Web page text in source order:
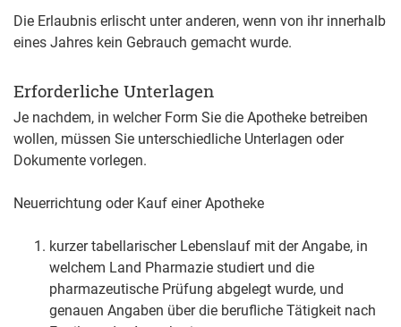
Die Erlaubnis erlischt unter anderen, wenn von ihr innerhalb
eines Jahres kein Gebrauch gemacht wurde.
Erforderliche Unterlagen
Je nachdem, in welcher Form Sie die Apotheke betreiben
wollen, müssen Sie unterschiedliche Unterlagen oder
Dokumente vorlegen.
Neuerrichtung oder Kauf einer Apotheke
kurzer tabellarischer Lebenslauf mit der Angabe, in
welchem Land Pharmazie studiert und die
pharmazeutische Prüfung abgelegt wurde, und
genauen Angaben über die berufliche Tätigkeit nach